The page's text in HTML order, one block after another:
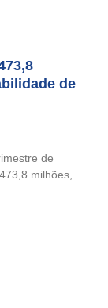
de
de
milhões,